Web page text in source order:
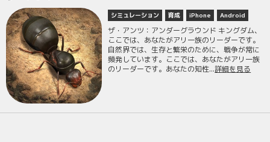
シミュレーション 育成 iPhone Android
ザ・アンツ：アンダーグラウンド キングダム、
ここでは、あなたがアリ一族のリーダーです。
自然界では、生存と繁栄のために、戦争が常に
頻発しています。ここでは、あなたがアリ一族
のリーダーです。あなたの知性...詳細を見る